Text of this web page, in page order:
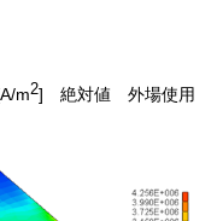
m2] 絶対値 外場使用